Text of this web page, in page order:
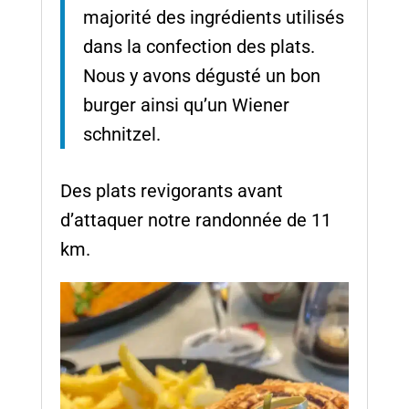
majorité des ingrédients utilisés
dans la confection des plats.
Nous y avons dégusté un bon
burger ainsi qu’un Wiener
schnitzel.
Des plats revigorants avant
d’attaquer notre randonnée de 11
km.